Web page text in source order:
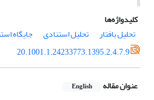
کلیدواژه‌ها
تحلیل بافتار
تحلیل استنادی جایگاه
20.1001.1.24233773.1395.2.4.7.9
عنوان مقاله English